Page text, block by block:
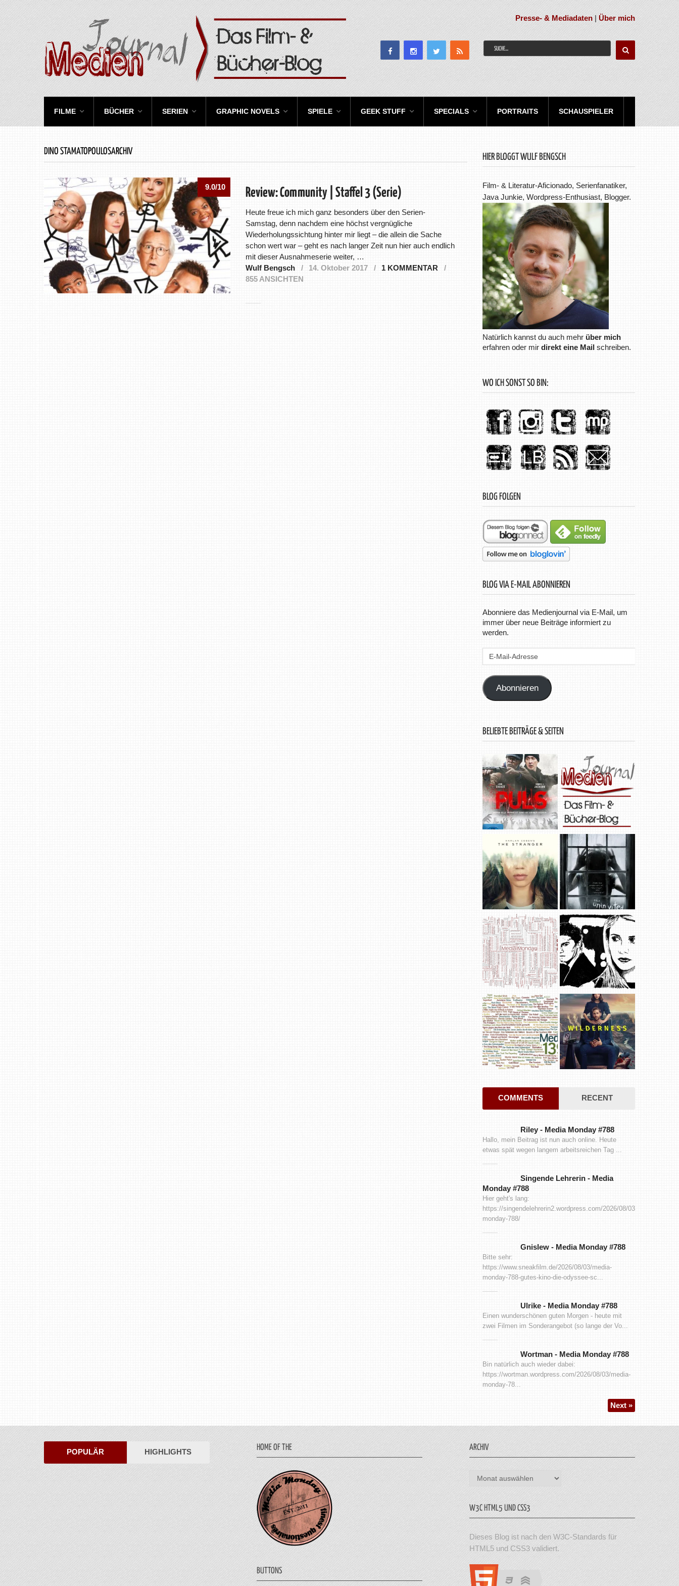
Presse- & Mediadaten |Über mich
FILME BÜCHER SERIEN GRAPHIC NOVELS SPIELE GEEK STUFF SPECIALS PORTRAITS SCHAUSPIELER
DINO STAMATOPOULOSARCHIV
9.0/10 Review: Community | Staffel 3 (Serie)
Heute freue ich mich ganz besonders über den Serien-
Samstag, denn nachdem eine höchst vergnügliche
Wiederholungssichtung hinter mir liegt – die allein die Sache
schon wert war – geht es nach langer Zeit nun hier auch endlich
mit dieser Ausnahmeserie weiter, …
Wulf Bengsch
14. Oktober 2017
1 KOMMENTAR
855 ANSICHTEN
HIER BLOGGT WULF BENGSCH
Film- & Literatur-Aficionado, Serienfanatiker,
Java Junkie, Wordpress-Enthusiast, Blogger.
Natürlich kannst du auch mehr über mich
erfahren oder mirdirekt eine Mail schreiben.
WO ICH SONST SO BIN:
BLOG FOLGEN
BLOG VIA E-MAIL ABONNIEREN
Abonniere das Medienjournal via E-Mail, um
immer über neue Beiträge informiert zu
werden.
E-
Abonnieren
BELIEBTE BEITRÄGE & SEITEN
COMMENTS RECENT
Riley- Media Monday #788
Hallo, mein Beitrag ist nun auch online. Heute
etwas spät wegen langem arbeitsreichen Tag ...
Singende Lehrerin- Media
Monday #788
Hier geht's lang:
https://singendelehrerin2.wordpress.com/2026/08/03/media-
monday-788/
Gnislew- Media Monday #788
Bitte sehr:
https://www.sneakfilm.de/2026/08/03/media-
monday-788-gutes-kino-die-odyssee-sc...
Ulrike- Media Monday #788
Einen wunderschönen guten Morgen - heute mit
zwei Filmen im Sonderangebot (so lange der Vo...
Wortman- Media Monday #788
Bin natürlich auch wieder dabei:
https://wortman.wordpress.com/2026/08/03/media-
monday-78...
Next »
POPULÄR HIGHLIGHTS HOME OF THE
BUTTONS
ARCHIV
Archiv
W3C HTML5 UND CSS3
Dieses Blog ist nach den W3C-Standards für
HTML5 und CSS3 validiert.